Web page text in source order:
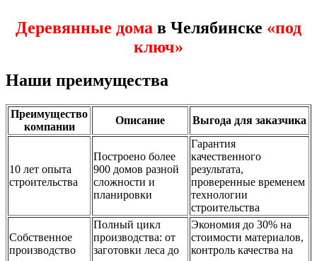
Деревянные дома в Челябинске «под
ключ»
Наши преимущества
Преимущество
компании
Описание Выгода для заказчика
10 лет опыта
строительства
Построено более
900 домов разной
сложности и
планировки
Гарантия
качественного
результата,
проверенные временем
технологии
строительства
Собственное
производство
Полный цикл
производства: от
заготовки леса до
Экономия до 30% на
стоимости материалов,
контроль качества на